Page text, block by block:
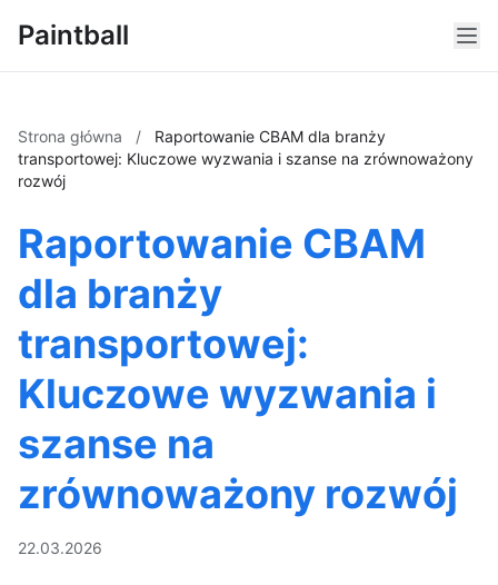
Paintball
Strona główna /
Raportowanie CBAM dla branży
transportowej: Kluczowe wyzwania i szanse na zrównoważony
rozwój
Raportowanie CBAM
dla branży
transportowej:
Kluczowe wyzwania i
szanse na
zrównoważony rozwój
22.03.2026